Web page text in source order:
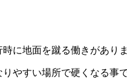
に地面を蹴る働きがありま
やすい場所で硬くなる事